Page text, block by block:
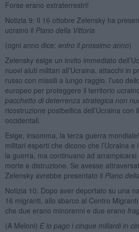
Forse erano extraterrestri!
Notizia 9: Il 16 ottobre Zelensky ha
ucraino il Piano della Vittoria
(ogni anno dice: entro il prossimo anno)
Zelensky esige un invito immediato
nuovi aiuti militari all’Ucraina, attacchi in
russo con missili a lungo raggio, l’uso
europeo per proteggere il territorio
pacchetto di deterrenza strategica non
ricostruzione postbellica dell’Ucraina con
occidentali.
Esige, insomma, la terza guerra
militari esperti che dicono che l’Ucraina
la guerra, ma continuano ad
morte e distruzione. Se avesse
Zelensky avrebbe presentato il Piano
Notizia 10: Dopo aver deportato su una
16 migranti, allo sbarco al Centro
che due erano minorenni e due erano
(A Meloni) E io pago i cinque miliardi in